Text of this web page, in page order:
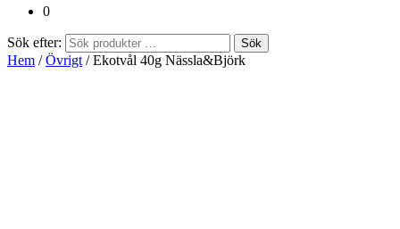
0
Sök efter: Sök
Hem /Övrigt / Ekotvål 40g Nässla&Björk